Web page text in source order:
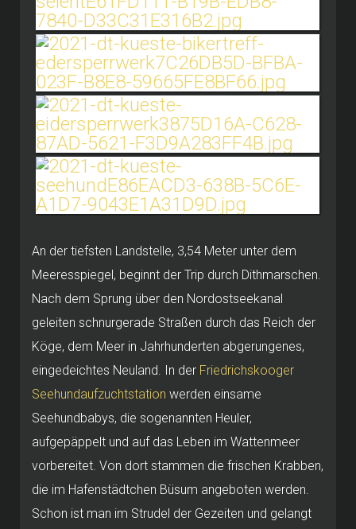
An der tiefsten Landstelle, 3,54 Meter unter dem
Meeresspiegel, beginnt der Trip durch Dithmarschen.
Nach dem Sprung über den Nordostseekanal
geleiten schnurgerade Straßen durch das Reich der
Köge, dem Meer in Jahrhunderten abgerungenes,
eingedeichtes Neuland. In der Friedrichskooger
Seehundaufzuchtstation werden einsame
Seehundbabys, die sogenannten Heuler,
aufgepäppelt und auf das Leben im Wattenmeer
vorbereitet. Von dort stammen die frischen Krabben,
die im Hafenstädtchen Büsum angeboten werden.
Schon ist man im Strudel der Gezeiten und gelangt